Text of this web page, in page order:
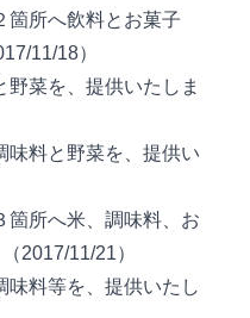
箇所へ飲料とお菓子
11/18）
菜を、提供いたしま
味料と野菜を、提供い
箇所へ米、調味料、お
2017/11/21）
味料等を、提供いたし